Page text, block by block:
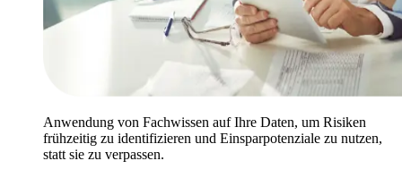
Anwendung von Fachwissen auf Ihre Daten, um Risiken
frühzeitig zu identifizieren und Einsparpotenziale zu nutzen,
statt sie zu verpassen.